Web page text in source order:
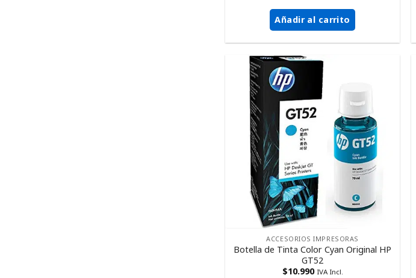
Añadir al carrito
ACCESORIOS IMPRESORAS
Botella de Tinta Color Cyan Original HP
GT52
$10.990 IVA Incl.